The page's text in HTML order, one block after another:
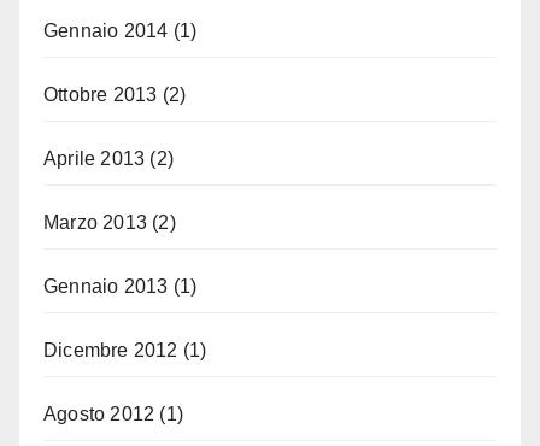
Gennaio 2014 (1)
Ottobre 2013 (2)
Aprile 2013 (2)
Marzo 2013 (2)
Gennaio 2013 (1)
Dicembre 2012 (1)
Agosto 2012 (1)